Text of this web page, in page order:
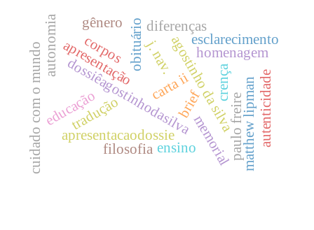
apresentação
dossiêagostinhodasilva
apresentacaodossie
tradução brief
j. nav.agostinho da silva
carta ii
obituário homenagem
memorial
diferenças
corpos
filosofia paulo freirematthew lipman
educação
crença
gênero
autonomia esclarecimento
ensino
cuidado com o mundo autenticidade